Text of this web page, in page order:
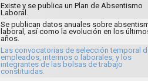
Existe y se publica un Plan de Absentismo
Laboral.
Se publican datos anuales sobre
laboral, así como la evolución en los
años.
Las convocatorias de selección temporal
empleados, interinos o laborales, y los
integrantes de las bolsas de trabajo
constituidas.